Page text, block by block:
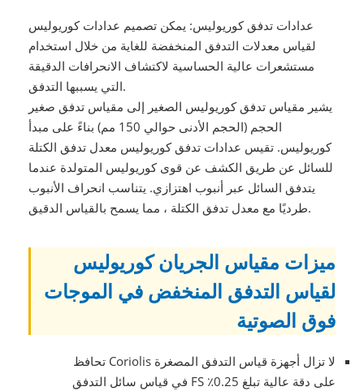
عدادات تدفق كوريوليس: يمكن تصميم عدادات كوريوليس
لقياس معدلات التدفق المنخفضة للغاية من خلال استخدام
مستشعرات عالية الحساسية لاكتشاف الانحرافات الدقيقة
التي يسببها التدفق.
يشير مقياس تدفق كوريوليس الصغير إلى مقياس تدفق صغير
الحجم (الحجم الأدنى حوالي 150 مم) بناءً على مبدأ
كوريوليس. تقيس عدادات تدفق كوريوليس معدل تدفق الكتلة
للسائل عن طريق الكشف عن قوى كوريوليس المتولدة عندما
يتدفق السائل عبر أنبوب اهتزازي. يتناسب انحراف الأنبوب
طرديًا مع معدل تدفق الكتلة ، مما يسمح بالقياس الدقيق.
ميزات مقياس الجريان كوريوليس
لقياس التدفق المنخفض في الموجات
فوق الصوتية
لا تزال أجهزة قياس التدفق المصغرة Coriolis تحافظ
على دقة عالية تبلغ 0.25٪ FS في قياس سائل التدفق